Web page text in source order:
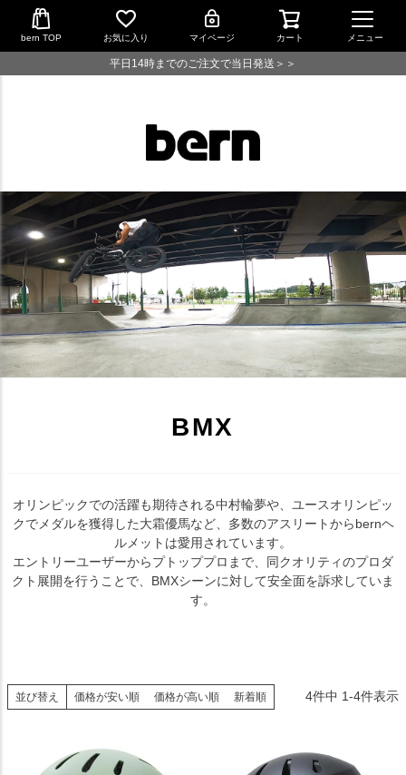
bern TOP お気に入り マイページ カート メニュー
平日14時までのご注文で当日発送＞＞
BMX
オリンピックでの活躍も期待される中村輪夢や、ユースオリンピッ
クでメダルを獲得した大霜優馬など、多数のアスリートからbernヘ
ルメットは愛用されています。
エントリーユーザーからプトッププロまで、同クオリティのプロダ
クト展開を行うことで、BMXシーンに対して安全面を訴求していま
す。
並び替え 価格が安い順 価格が高い順 新着順 4件中 1-4件表示